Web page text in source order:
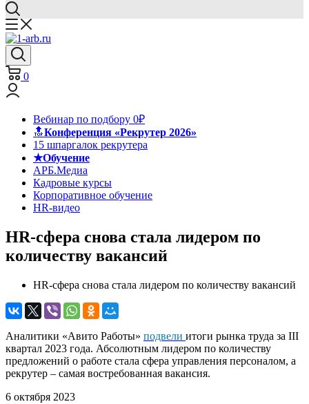
0
Вебинар по подбору 0₽
🔝Конференция «Рекрутер 2026»
15 шпаргалок рекрутера
★Обучение
АРБ.Медиа
Кадровые курсы
Корпоративное обучение
HR-видео
HR-сфера снова стала лидером по
количеству вакансий
HR-сфера снова стала лидером по количеству вакансий
Аналитики «Авито Работы» подвели итоги рынка труда за III
квартал 2023 года. Абсолютным лидером по количеству
предложений о работе стала сфера управления персоналом, а
рекрутер – самая востребованная вакансия.
6 октября 2023